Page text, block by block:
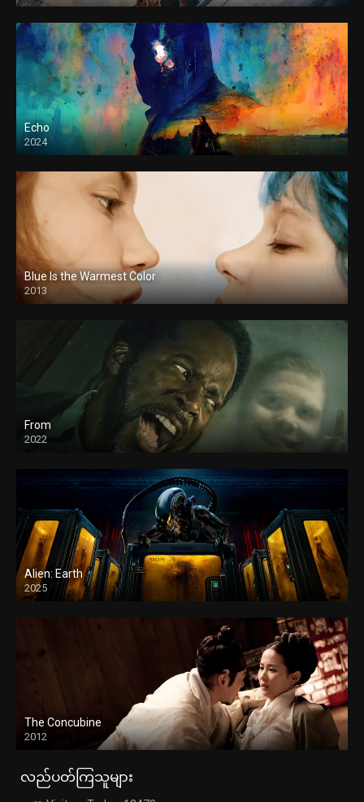
Echo
2024
Blue Is the Warmest Color
2013
From
2022
Alien: Earth
2025
The Concubine
2012
လည်ပတ်ကြသူများ